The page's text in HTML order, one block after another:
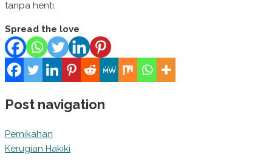
tanpa henti.
Spread the love
Post navigation
Pernikahan
Kerugian Hakiki